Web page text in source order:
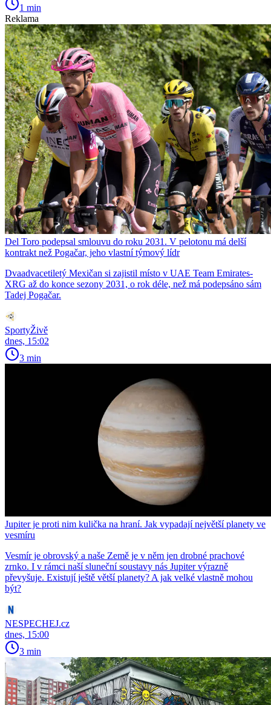
1 min
Reklama
Del Toro podepsal smlouvu do roku 2031. V pelotonu má delší
kontrakt než Pogačar, jeho vlastní týmový lídr
Dvaadvacetiletý Mexičan si zajistil místo v UAE Team Emirates-
XRG až do konce sezony 2031, o rok déle, než má podepsáno sám
Tadej Pogačar.
SportyŽivě
dnes, 15:02
3 min
Jupiter je proti nim kulička na hraní. Jak vypadají největší planety ve
vesmíru
Vesmír je obrovský a naše Země je v něm jen drobné prachové
zrnko. I v rámci naší sluneční soustavy nás Jupiter výrazně
převyšuje. Existují ještě větší planety? A jak velké vlastně mohou
být?
NESPECHEJ.cz
dnes, 15:00
3 min